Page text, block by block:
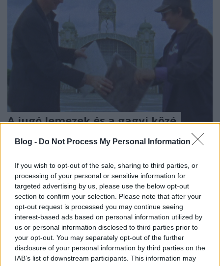
Blog - Do Not Process My Personal Information
If you wish to opt-out of the sale, sharing to third parties, or
processing of your personal or sensitive information for
targeted advertising by us, please use the below opt-out
section to confirm your selection. Please note that after your
opt-out request is processed you may continue seeing
interest-based ads based on personal information utilized by
us or personal information disclosed to third parties prior to
your opt-out. You may separately opt-out of the further
disclosure of your personal information by third parties on the
IAB’s list of downstream participants. This information may
A jugó lemezek és a gagyi közé
rejtett progresszió – DJ Suhaid a
rendszerváltás előtti kelet-európai
lemezpiacról
RRRecorder 2018. május 31.
Hogy lehet, hogy Jugoszláviában megjelenhettek
olyan nyugati lemezek, amik nálunk nem? Milyen
trükkökkel csempésztek rendszerellenes üzeneteket
a dalszövegekbe? Hol volt a legkeményebb a
cenzúra? Az egykori szocialista országok
ellenkultúrájáról szóló fesztivál apropóján DJ